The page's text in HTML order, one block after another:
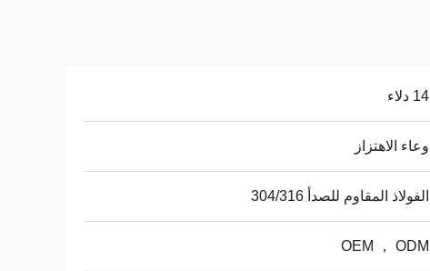
14 دلاء
وعاء الاهتزاز
الفولاذ المقاوم للصدأ 304/316
OEM ， ODM